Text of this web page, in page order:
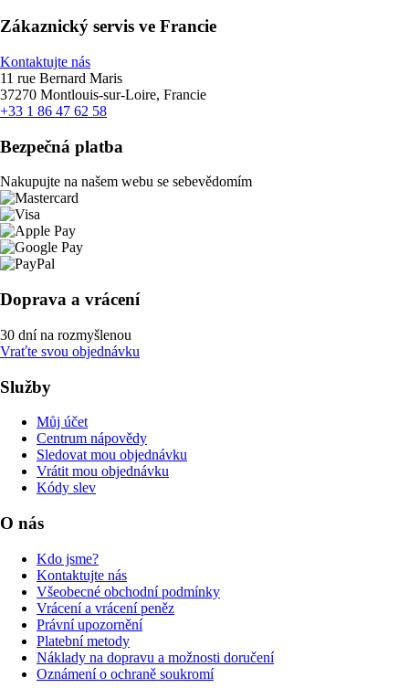
Zákaznický servis ve Francie
Kontaktujte nás
11 rue Bernard Maris
37270 Montlouis-sur-Loire, Francie
+33 1 86 47 62 58
Bezpečná platba
Nakupujte na našem webu se sebevědomím
Doprava a vrácení
30 dní na rozmyšlenou
Vraťte svou objednávku
Služby
Můj účet
Centrum nápovědy
Sledovat mou objednávku
Vrátit mou objednávku
Kódy slev
O nás
Kdo jsme?
Kontaktujte nás
Všeobecné obchodní podmínky
Vrácení a vrácení peněz
Právní upozornění
Platební metody
Náklady na dopravu a možnosti doručení
Oznámení o ochraně soukromí